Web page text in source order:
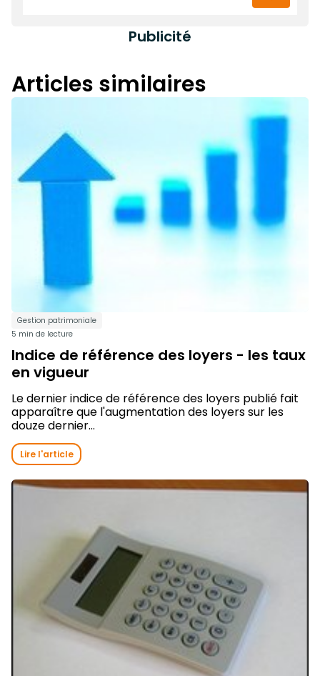
Publicité
Articles similaires
Gestion patrimoniale
5 min de lecture
Indice de référence des loyers - les taux
en vigueur
Le dernier indice de référence des loyers publié fait
apparaître que l'augmentation des loyers sur les
douze dernier...
Lire l'article